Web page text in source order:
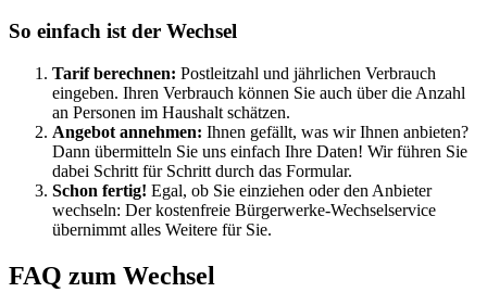
So einfach ist der Wechsel
Tarif berechnen: Postleitzahl und jährlichen Verbrauch
eingeben. Ihren Verbrauch können Sie auch über die Anzahl
an Personen im Haushalt schätzen.
Angebot annehmen: Ihnen gefällt, was wir Ihnen anbieten?
Dann übermitteln Sie uns einfach Ihre Daten! Wir führen Sie
dabei Schritt für Schritt durch das Formular.
Schon fertig! Egal, ob Sie einziehen oder den Anbieter
wechseln: Der kostenfreie Bürgerwerke-Wechselservice
übernimmt alles Weitere für Sie.
FAQ zum Wechsel